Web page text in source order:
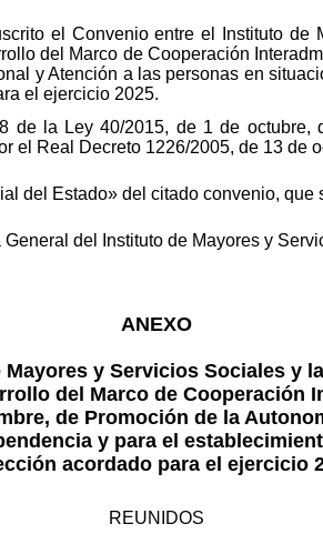
el Convenio entre el Instituto de
del Marco de Cooperación
y Atención a las personas en
el ejercicio 2025.
de la Ley 40/2015, de 1 de
el Real Decreto 1226/2005, de 13 de
del Estado» del citado convenio,
del Instituto de Mayores y
ANEXO
y Servicios Sociales y
del Marco de Cooperación
de Promoción de la
y para el
acordado para el ejercicio
REUNIDOS